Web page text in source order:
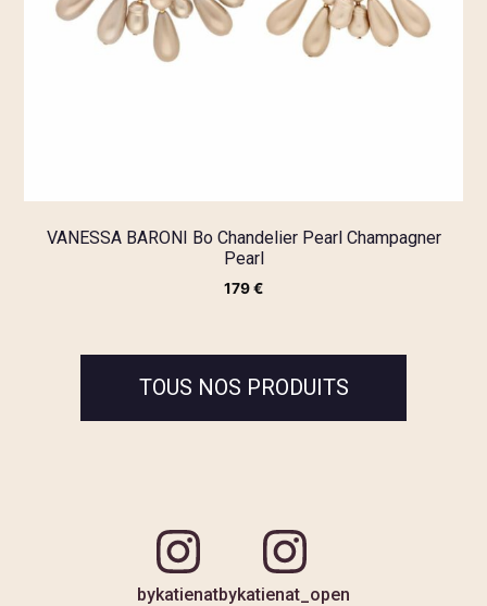
VANESSA BARONI Bo Chandelier Pearl Champagner
Pearl
179€
TOUS NOS PRODUITS
bykatienatbykatienat_open